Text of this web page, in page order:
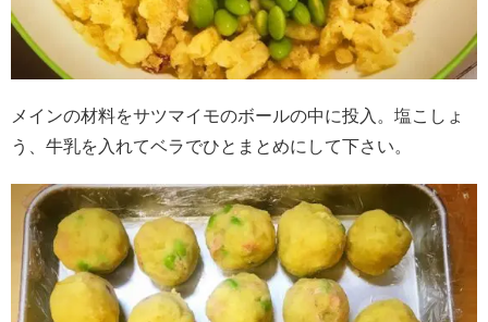
メインの材料をサツマイモのボールの中に投入。塩こしょ
う、牛乳を入れてベラでひとまとめにして下さい。